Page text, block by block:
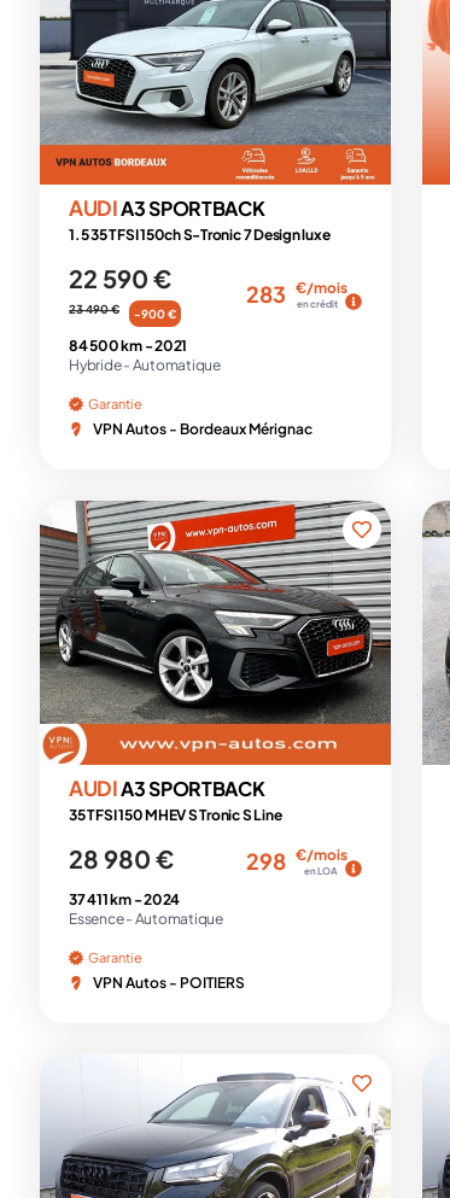
AUDIA3 SPORTBACK
1.5 35 TFSI 150ch S-Tronic 7 Design luxe
22 590 €
23 490 € -900 €
283 €/mois
en crédit
84 500 km -2021
Hybride - Automatique
Garantie
VPN Autos - Bordeaux Mérignac
AUDIA3 SPORTBACK
35 TFSI 150 MHEV S Tronic S Line
28 980 € 298 €/mois
en LOA
37 411 km -2024
Essence - Automatique
Garantie
VPN Autos - POITIERS